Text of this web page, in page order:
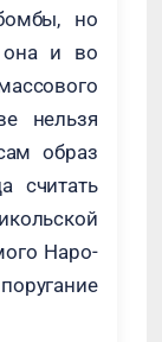
но
она и во
нельзя
образ
считать
Наро-